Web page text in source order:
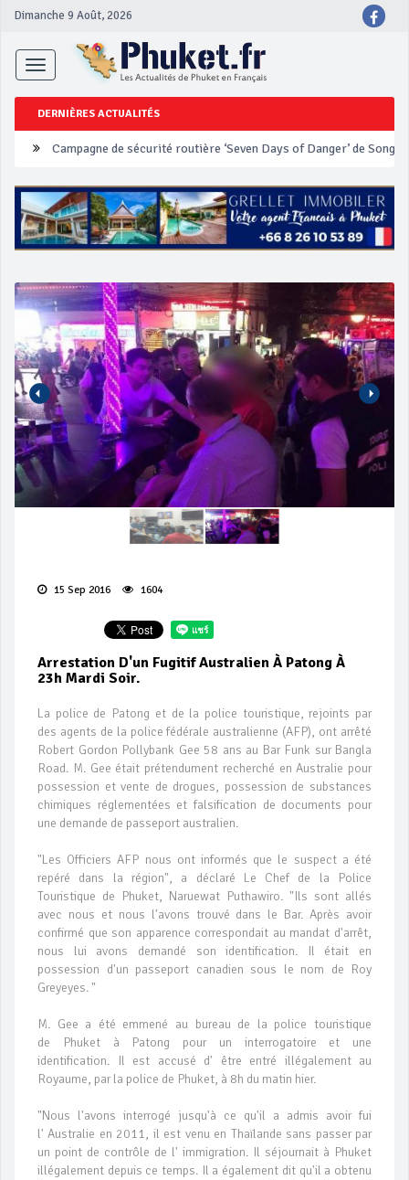
Dimanche 9 Août, 2026
Toggle
navigation
DERNIÈRES ACTUALITÉS
Un touriste français blessé en se faisant arracher son collier en
Phuket Peranakan Festival
‘Phuket Eye’ assurera la sécurité pendant Songkran
Campagne de sécurité routière ‘Seven Days of Danger’ de
15 Sep 2016 1604
Arrestation D'un Fugitif Australien À Patong À
23h Mardi Soir.
La police de Patong et de la police touristique, rejoints par
des agents de la police fédérale australienne (AFP), ont arrêté
Robert Gordon Pollybank Gee 58 ans au Bar Funk sur Bangla
Road. M. Gee était prétendument recherché en Australie pour
possession et vente de drogues, possession de substances
chimiques réglementées et falsification de documents pour
une demande de passeport australien.
"Les Officiers AFP nous ont informés que le suspect a été
repéré dans la région", a déclaré Le Chef de la Police
Touristique de Phuket, Naruewat Puthawiro. "Ils sont allés
avec nous et nous l'avons trouvé dans le Bar. Après avoir
confirmé que son apparence correspondait au mandat d'arrêt,
nous lui avons demandé son identification. Il était en
possession d'un passeport canadien sous le nom de Roy
Greyeyes. "
M. Gee a été emmené au bureau de la police touristique
de Phuket à Patong pour un interrogatoire et une
identification. Il est accusé d' être entré illégalement au
Royaume, par la police de Phuket, à 8h du matin hier.
"Nous l'avons interrogé jusqu'à ce qu'il a admis avoir fui
l' Australie en 2011, il est venu en Thaïlande sans passer par
un point de contrôle de l' immigration. Il séjournait à Phuket
illégalement depuis ce temps. Il a également dit qu'il a obtenu